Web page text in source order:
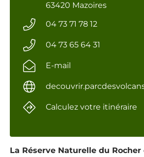
La Réserve Naturelle du
63420 Mazoires
04 73 71 78 12
04 73 65 64 31
E-mail
Calculez votre itinéraire